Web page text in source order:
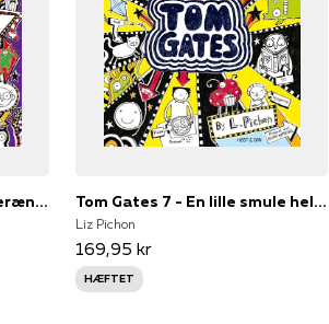
Tom Gates 5 er totalt suveræn (til det meste) Tom Gates 7 - En lille smule heldig
Liz Pichon
169,95 kr
HÆFTET